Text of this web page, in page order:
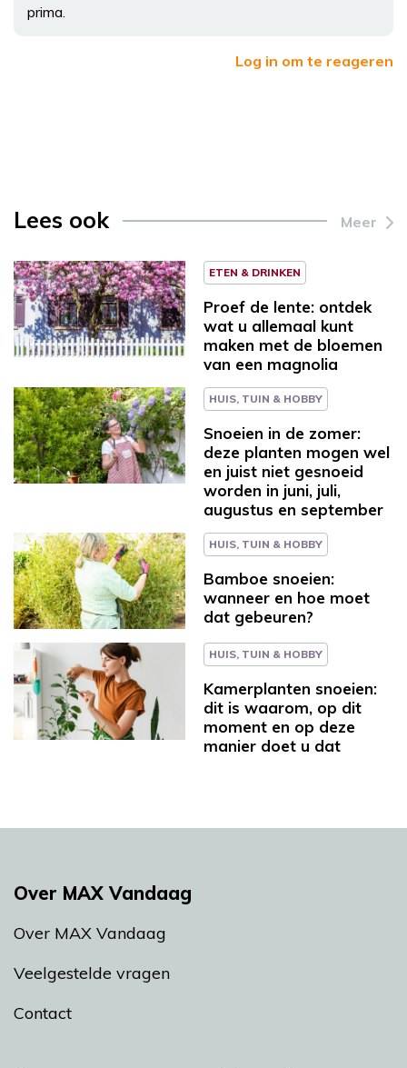
prima.
Log in om te reageren
Lees ook Meer
ETEN & DRINKEN
Proef de lente: ontdek
wat u allemaal kunt
maken met de bloemen
van een magnolia
HUIS, TUIN & HOBBY
Snoeien in de zomer:
deze planten mogen wel
en juist niet gesnoeid
worden in juni, juli,
augustus en september
HUIS, TUIN & HOBBY
Bamboe snoeien:
wanneer en hoe moet
dat gebeuren?
HUIS, TUIN & HOBBY
Kamerplanten snoeien:
dit is waarom, op dit
moment en op deze
manier doet u dat
Over MAX Vandaag
Over MAX Vandaag
Veelgestelde vragen
Contact